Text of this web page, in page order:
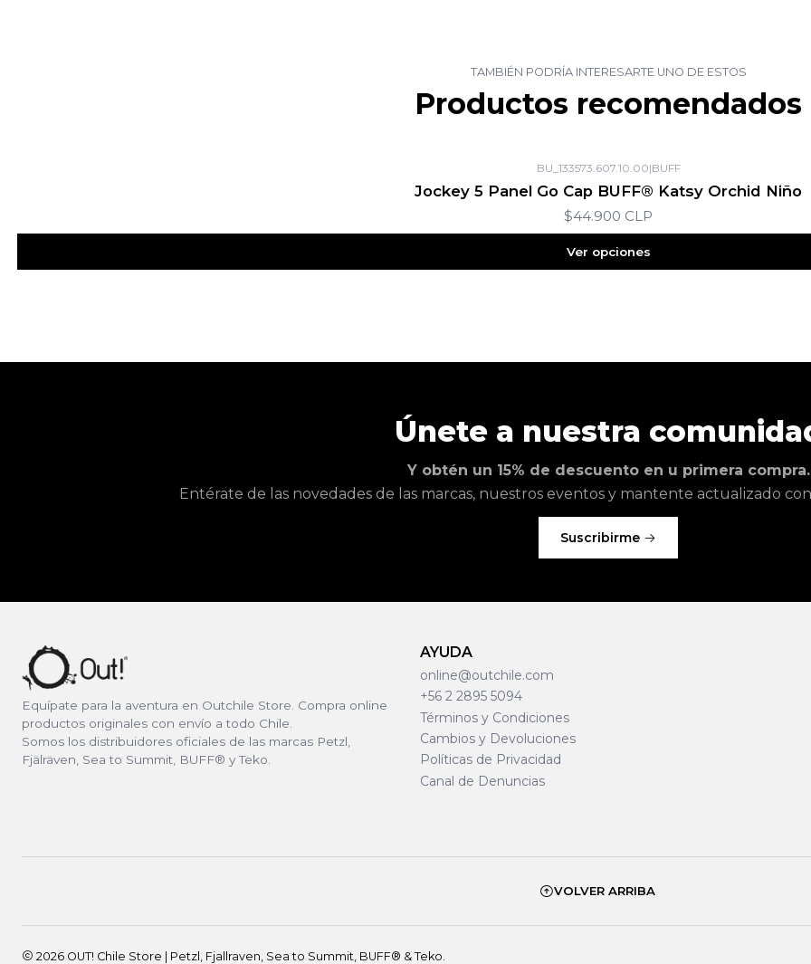
TAMBIÉN PODRÍA INTERESARTE UNO DE ESTOS
Productos recomendados
BU_133573.607.10.00|BUFF
Jockey 5 Panel Go Cap BUFF® Katsy Orchid Niño
$44.900 CLP
Ver opciones
Únete a nuestra
Y obtén un 15% de descuento en u primera compra.
Entérate de las novedades de las marcas, nuestros eventos y mantente actualizado
Suscribirme
Equípate para la aventura en Outchile Store. Compra online
productos originales con envío a todo Chile.
Somos los distribuidores oficiales de las marcas Petzl,
Fjälräven, Sea to Summit, BUFF® y Teko.
AYUDA
online@outchile.com
+56 2 2895 5094
Términos y Condiciones
Cambios y Devoluciones
Políticas de Privacidad
Canal de Denuncias
2026 OUT! Chile Store | Petzl, Fjallraven, Sea to Summit, BUFF® & Teko.
VOLVER ARRIBA